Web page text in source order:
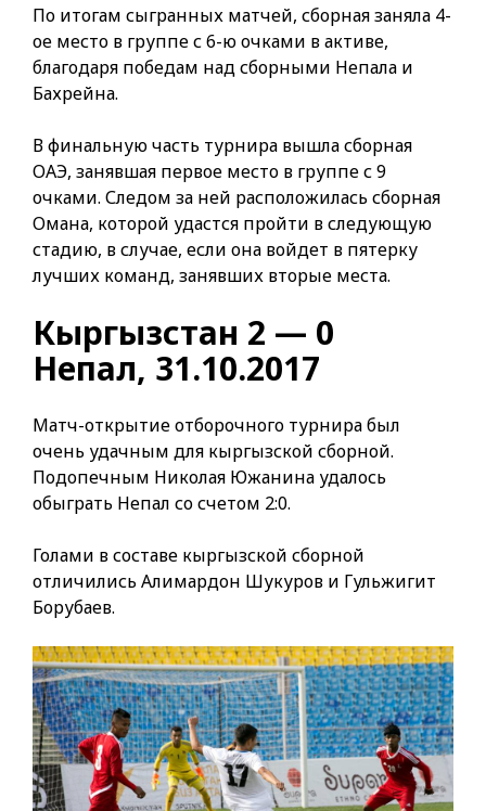
По итогам сыгранных матчей, сборная заняла 4-
ое место в группе с 6-ю очками в активе,
благодаря победам над сборными Непала и
Бахрейна.
В финальную часть турнира вышла сборная
ОАЭ, занявшая первое место в группе с 9
очками. Следом за ней расположилась сборная
Омана, которой удастся пройти в следующую
стадию, в случае, если она войдет в пятерку
лучших команд, занявших вторые места.
Кыргызстан 2 — 0
Непал, 31.10.2017
Матч-открытие отборочного турнира был
очень удачным для кыргызской сборной.
Подопечным Николая Южанина удалось
обыграть Непал со счетом 2:0.
Голами в составе кыргызской сборной
отличились Алимардон Шукуров и Гульжигит
Борубаев.